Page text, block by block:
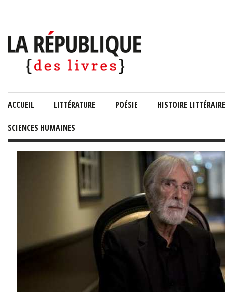
ACCUEIL LITTÉRATURE POÉSIE HISTOIRE LITTÉRAIRE
SCIENCES HUMAINES